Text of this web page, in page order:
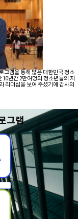
그램을 통해 많은 대한민국 청소
10년간 2만여명의 청소년들의 지
리더십을 보여 주셨기에 감사의
그램